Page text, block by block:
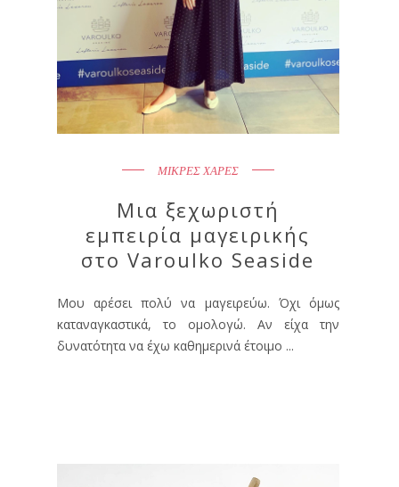
ΜΙΚΡΕΣ ΧΑΡΕΣ
Μια ξεχωριστή
εμπειρία μαγειρικής
στο Varoulko Seaside
Μου αρέσει πολύ να μαγειρεύω. Όχι όμως
καταναγκαστικά, το ομολογώ. Αν είχα την
δυνατότητα να έχω καθημερινά έτοιμο ...